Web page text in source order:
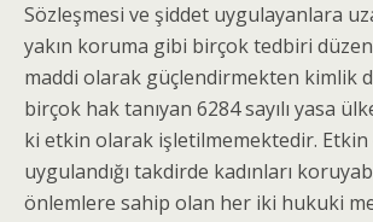
Sözleşmesi ve şiddet uygulayanlara
yakın koruma gibi birçok tedbiri
maddi olarak güçlendirmekten kimlik
birçok hak tanıyan 6284 sayılı yasa
ki etkin olarak işletilmemektedir.
uygulandığı takdirde kadınları
önlemlere sahip olan her iki hukuki